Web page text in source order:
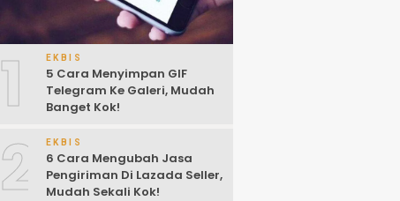
1 EKBIS
5 Cara Menyimpan GIF
Telegram Ke Galeri, Mudah
Banget Kok!
2 EKBIS
6 Cara Mengubah Jasa
Pengiriman Di Lazada Seller,
Mudah Sekali Kok!